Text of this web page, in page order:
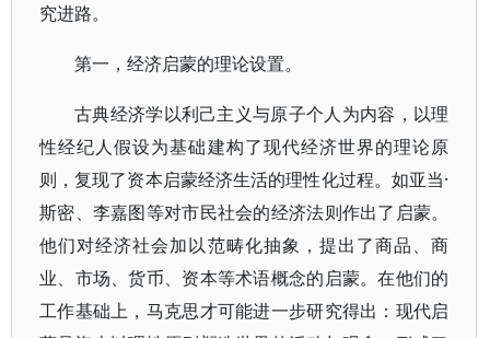
究进路。
第一，经济启蒙的理论设置。
古典经济学以利己主义与原子个人为内容，以理
性经纪人假设为基础建构了现代经济世界的理论原
则，复现了资本启蒙经济生活的理性化过程。如亚当·
斯密、李嘉图等对市民社会的经济法则作出了启蒙。
他们对经济社会加以范畴化抽象，提出了商品、商
业、市场、货币、资本等术语概念的启蒙。在他们的
工作基础上，马克思才可能进一步研究得出：现代启